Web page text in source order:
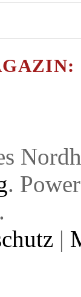
.
|